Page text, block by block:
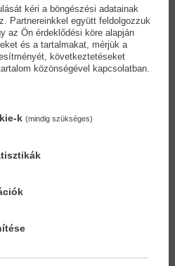
Juhász Katalin
kéri a böngészési adatainak
Partnereinkkel együtt feldolgozzuk
az Ön érdeklődési köre alapján
és a tartalmakat, mérjük a
következtetéseket
közönségével kapcsolatban.
k (mindig szükséges)